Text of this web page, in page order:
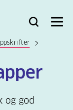
Bli
Logg
Søk Meny
og god